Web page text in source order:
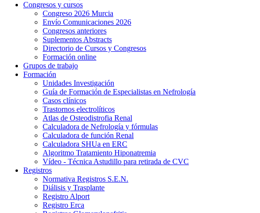
Congresos y cursos
Congreso 2026 Murcia
Envío Comunicaciones 2026
Congresos anteriores
Suplementos Abstracts
Directorio de Cursos y Congresos
Formación online
Grupos de trabajo
Formación
Unidades Investigación
Guía de Formación de Especialistas en Nefrología
Casos clínicos
Trastornos electrolíticos
Atlas de Osteodistrofia Renal
Calculadora de Nefrología y fórmulas
Calculadora de función Renal
Calculadora SHUa en ERC
Algoritmo Tratamiento Hiponatremia
Vídeo - Técnica Astudillo para retirada de CVC
Registros
Normativa Registros S.E.N.
Diálisis y Trasplante
Registro Alport
Registro Erca